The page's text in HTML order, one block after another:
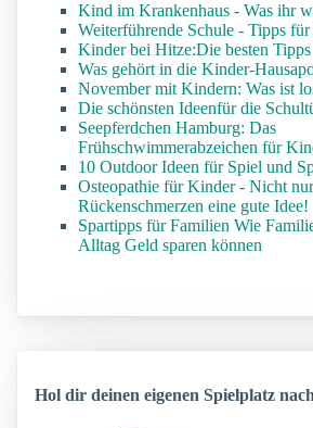
Kind im Krankenhaus - Was ihr
Weiterführende Schule - Tipps für
Kinder bei Hitze:Die besten Tipps
Was gehört in die Kinder-
November mit Kindern: Was ist
Die schönsten Ideenfür die
Seepferdchen Hamburg: Das
Frühschwimmerabzeichen für
10 Outdoor Ideen für Spiel und
Osteopathie für Kinder - Nicht
Rückenschmerzen eine gute Idee!
Spartipps für Familien Wie
Alltag Geld sparen können
Hol dir deinen eigenen Spielplatz